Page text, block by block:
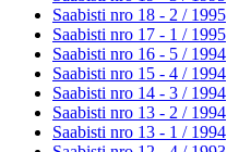
Saabisti nro 18 - 2 / 1995
Saabisti nro 17 - 1 / 1995
Saabisti nro 16 - 5 / 1994
Saabisti nro 15 - 4 / 1994
Saabisti nro 14 - 3 / 1994
Saabisti nro 13 - 2 / 1994
Saabisti nro 13 - 1 / 1994